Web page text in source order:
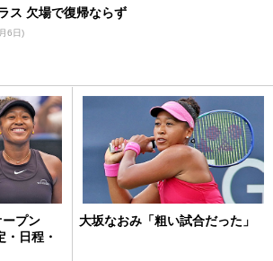
ス 欠場で復帰ならず
6日)
プン
日程・
大坂なおみ「粗い試合だった」